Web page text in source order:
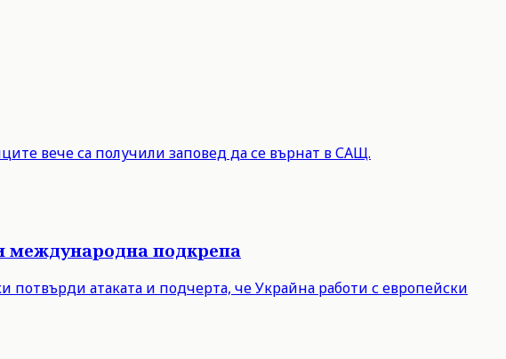
вече са получили заповед да се върнат в САЩ.
международна подкрепа
атаката и подчерта, че Украйна работи с европейски